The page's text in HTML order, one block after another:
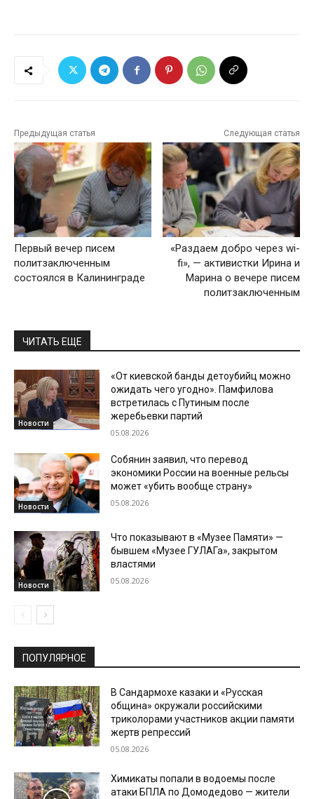
Предыдущая статья
Первый вечер писем
политзаключенным
состоялся в Калининграде
Следующая статья
«Раздаем добро через wi-
fi», — активистки Ирина и
Марина о вечере писем
политзаключенным
ЧИТАТЬ ЕЩЕ
Новости
«От киевской банды детоубийц можно
ожидать чего угодно». Памфилова
встретилась с Путиным после
жеребьевки партий
05.08.2026
Новости
Собянин заявил, что перевод
экономики России на военные рельсы
может «убить вообще страну»
05.08.2026
Новости
Что показывают в «Музее Памяти» —
бывшем «Музее ГУЛАГа», закрытом
властями
05.08.2026
ПОПУЛЯРНОЕ
В Сандармохе казаки и «Русская
община» окружали российскими
триколорами участников акции памяти
жертв репрессий
05.08.2026
Химикаты попали в водоемы после
атаки БПЛА по Домодедово — жители